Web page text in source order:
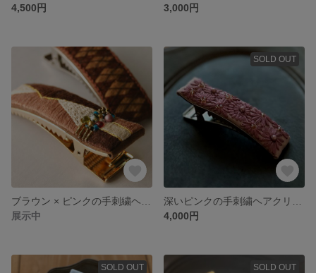
4,500円
3,000円
展示中
SOLD OUT
4,000円
SOLD OUT SOLD OUT